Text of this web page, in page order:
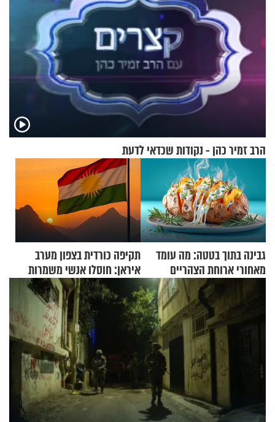
הרב זמיר כהן - נקודות שכדאי לדעת
גבינה בתוך בטטה: מה עומד
מאחורי ארוחת הצהריים
שכבשה את הרשת?
תקיפה כורדית בצפון מערב
איראן: חוסלו אנשי משמרות
המהפכה